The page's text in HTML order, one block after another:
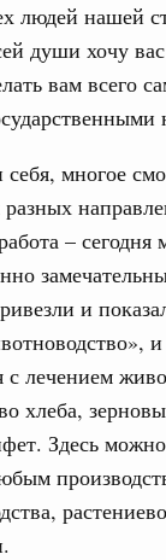
людей нашей
души хочу вас
вам всего
многое
– сегодня
и
и
с лечением
хлеба,
Здесь можно
людей,
зданий
более